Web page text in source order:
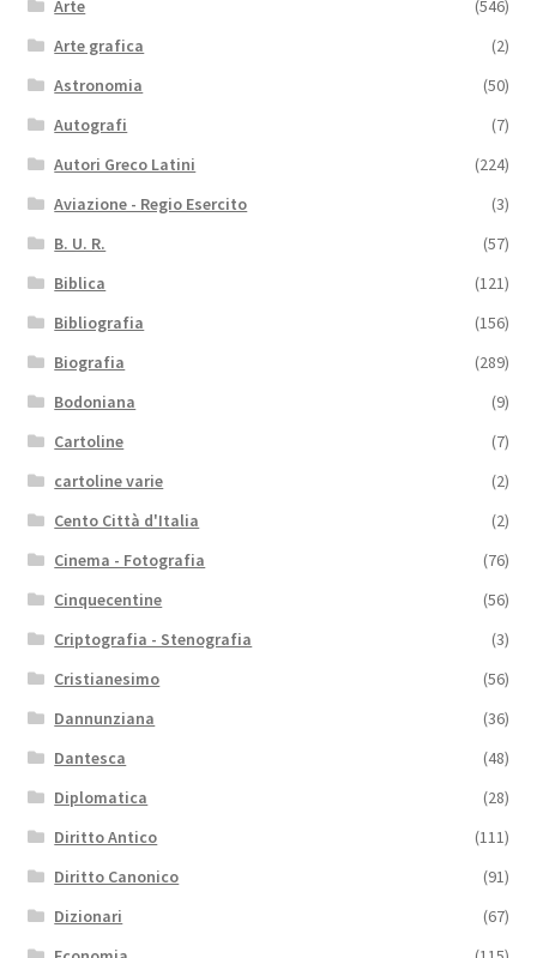
Arte
(546)
Arte grafica
(2)
Astronomia
(50)
Autografi
(7)
Autori Greco Latini
(224)
Aviazione - Regio Esercito
(3)
B. U. R.
(57)
Biblica
(121)
Bibliografia
(156)
Biografia
(289)
Bodoniana
(9)
Cartoline
(7)
cartoline varie
(2)
Cento Città d'Italia
(2)
Cinema - Fotografia
(76)
Cinquecentine
(56)
Criptografia - Stenografia
(3)
Cristianesimo
(56)
Dannunziana
(36)
Dantesca
(48)
Diplomatica
(28)
Diritto Antico
(111)
Diritto Canonico
(91)
Dizionari
(67)